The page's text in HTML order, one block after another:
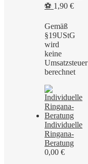
⚽ 1,90 €
Gemäß
§19UStG
wird
keine
Umsatzsteuer
berechnet
Individuelle
Ringana-
Beratung
0,00 €